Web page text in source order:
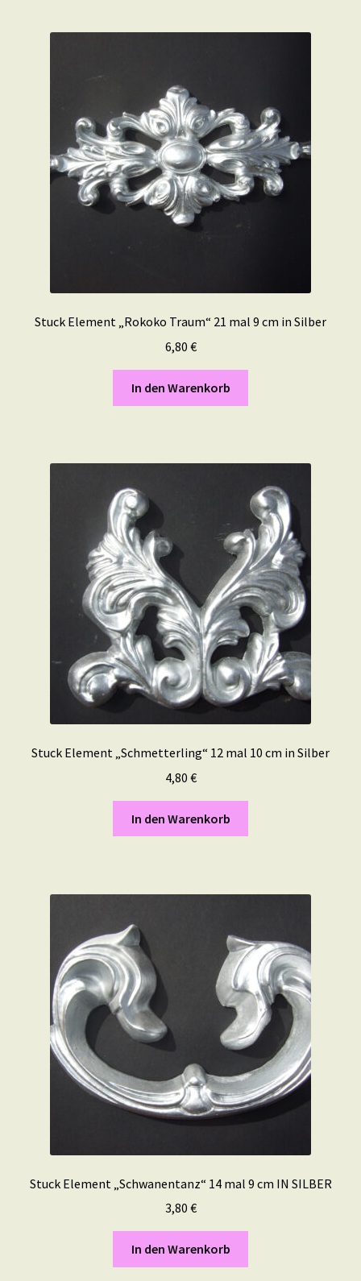
Stuck Element „Rokoko Traum“ 21 mal 9 cm in Silber
6,80 €
In den Warenkorb
Stuck Element „Schmetterling“ 12 mal 10 cm in Silber
4,80 €
In den Warenkorb
Stuck Element „Schwanentanz“ 14 mal 9 cm IN SILBER
3,80 €
In den Warenkorb